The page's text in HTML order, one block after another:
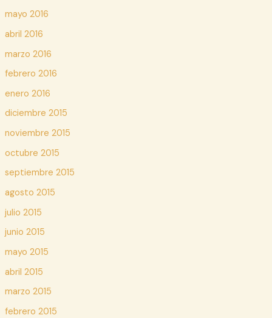
mayo 2016
abril 2016
marzo 2016
febrero 2016
enero 2016
diciembre 2015
noviembre 2015
octubre 2015
septiembre 2015
agosto 2015
julio 2015
junio 2015
mayo 2015
abril 2015
marzo 2015
febrero 2015